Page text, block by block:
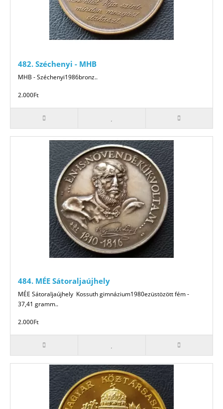
482. Széchenyi - MHB
MHB - Széchenyi1986bronz..
2.000Ft
484. MÉE Sátoraljaújhely
MÉE Sátoraljaújhely Kossuth gimnázium1980ezüstözött fém -
37,41 gramm..
2.000Ft